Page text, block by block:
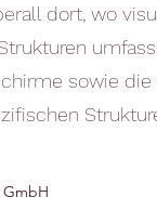
dort, wo
sowie die
GmbH